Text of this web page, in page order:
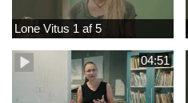
Lone Vitus 1 af 5
04:51